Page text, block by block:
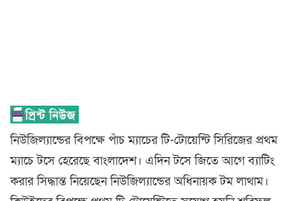
নিউজিল্যান্ডের বিপক্ষে পাঁচ ম্যাচের টি-টোয়েন্টি সিরিজের প্রথম
ম্যাচে টসে হেরেছে বাংলাদেশ। এদিন টসে জিতে আগে ব্যাটিং
করার সিদ্ধান্ত নিয়েছেন নিউজিল্যান্ডের অধিনায়ক টম লাথাম।